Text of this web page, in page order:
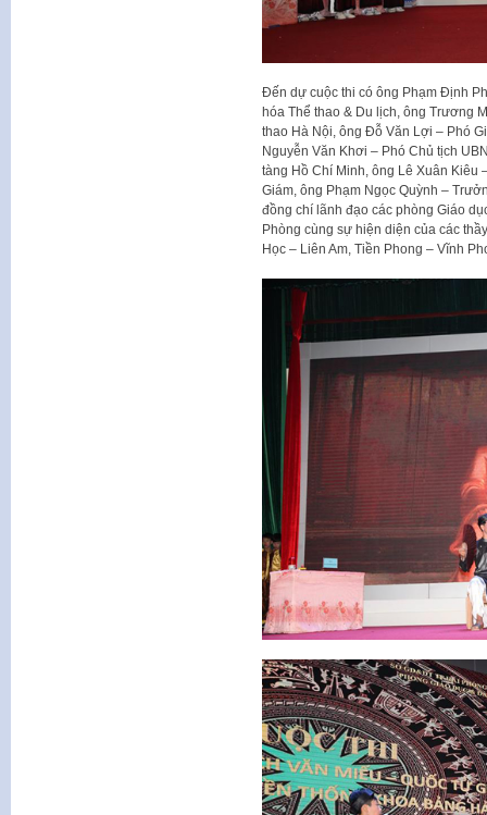
Đến dự cuộc thi có ông Phạm Định
hóa Thể thao & Du lịch, ông Trương
thao Hà Nội, ông Đỗ Văn Lợi – Phó
Nguyễn Văn Khơi – Phó Chủ tịch
tàng Hồ Chí Minh, ông Lê Xuân Kiêu
Giám, ông Phạm Ngọc Quỳnh –
đồng chí lãnh đạo các phòng Giáo
Phòng cùng sự hiện diện của các
Học – Liên Am, Tiền Phong – Vĩnh